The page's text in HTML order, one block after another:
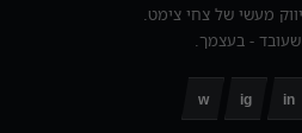
מעשי של צחי צימט.
שעובד - בעצמך.
in
ig
w